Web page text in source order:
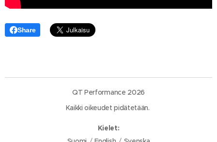
Share
QT Performance 2026
Kaikki oikeudet pidätetään.
Kielet